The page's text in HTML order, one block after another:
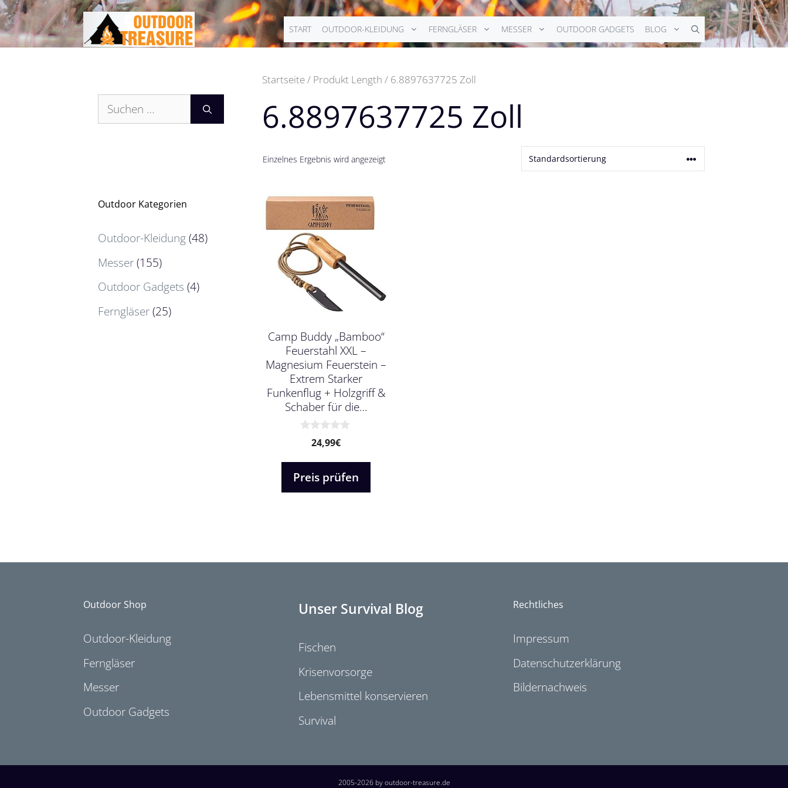
Zum
Inhalt
springen
START OUTDOOR-KLEIDUNG FERNGLÄSER MESSER OUTDOOR GADGETS BLOG
Startseite/ Produkt Length / 6.8897637725 Zoll
6.8897637725 Zoll
Einzelnes Ergebnis wird angezeigt
Camp Buddy „Bamboo“
Feuerstahl XXL –
Magnesium Feuerstein –
Extrem Starker
Funkenflug + Holzgriff &
Schaber für die…
5
24,99€
Preis prüfen
Suchen
nach:
Outdoor Kategorien
Outdoor-Kleidung(48)
Messer(155)
Outdoor Gadgets (4)
Ferngläser(25)
Outdoor Shop
Outdoor-Kleidung
Ferngläser
Messer
Outdoor Gadgets
Unser Survival Blog
Fischen
Krisenvorsorge
Lebensmittel konservieren
Survival
Rechtliches
Impressum
Datenschutzerklärung
Bildernachweis
2005-2026 by outdoor-treasure.de